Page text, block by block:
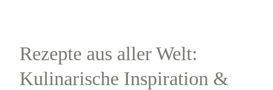
Rezepte aus aller Welt:
Kulinarische Inspiration &